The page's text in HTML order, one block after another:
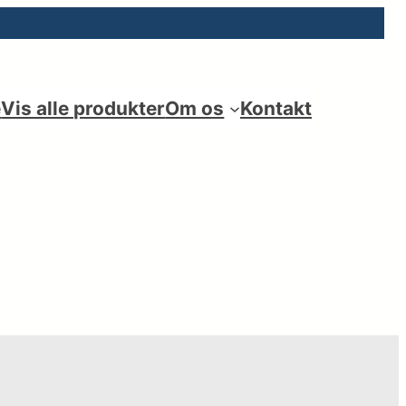
Vis alle produkterOm os Kontakt